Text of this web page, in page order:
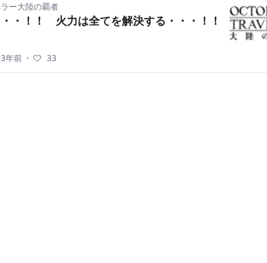
ー大陸の覇者
・！！ 火力は全てを解決する・・・！！
3年前 ・ 33